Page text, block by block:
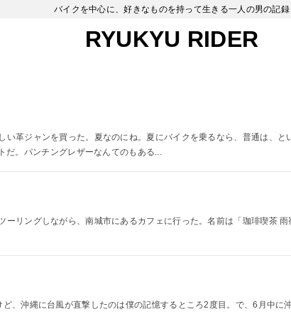
バイクを中心に、好きなものを持って生きる一人の男の記録
RYUKYU RIDER
い革ジャンを買った。夏なのにね。夏にバイクを乗るなら、普通は、と
だ。パンチングレザーなんてのもある...
ーリングしながら、南城市にあるカフェに行った。名前は「珈琲喫茶
、沖縄に台風が直撃したのは僕の記憶するところ2度目。で、6月中に